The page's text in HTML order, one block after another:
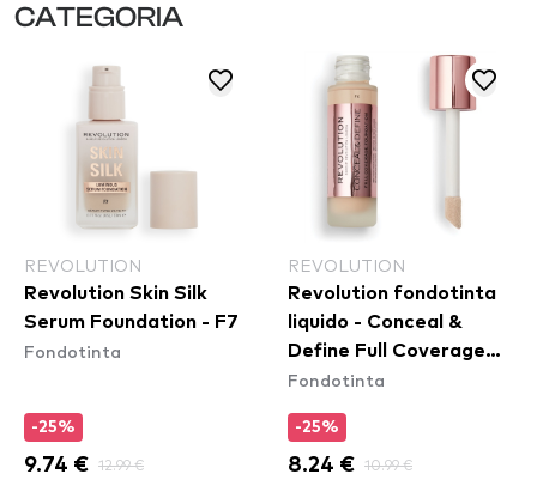
CATEGORIA
REVOLUTION
Revolution Skin Silk
Serum Foundation - F7
Fondotinta
-25%
9.74 € 12.99 €
REVOLUTION
Revolution fondotinta
liquido - Conceal &
Define Full Coverage
Foundation - F6
Fondotinta
-25%
8.24 € 10.99 €